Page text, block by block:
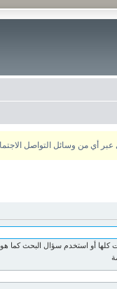
كلها أو استخدم سؤال البحث كما هو